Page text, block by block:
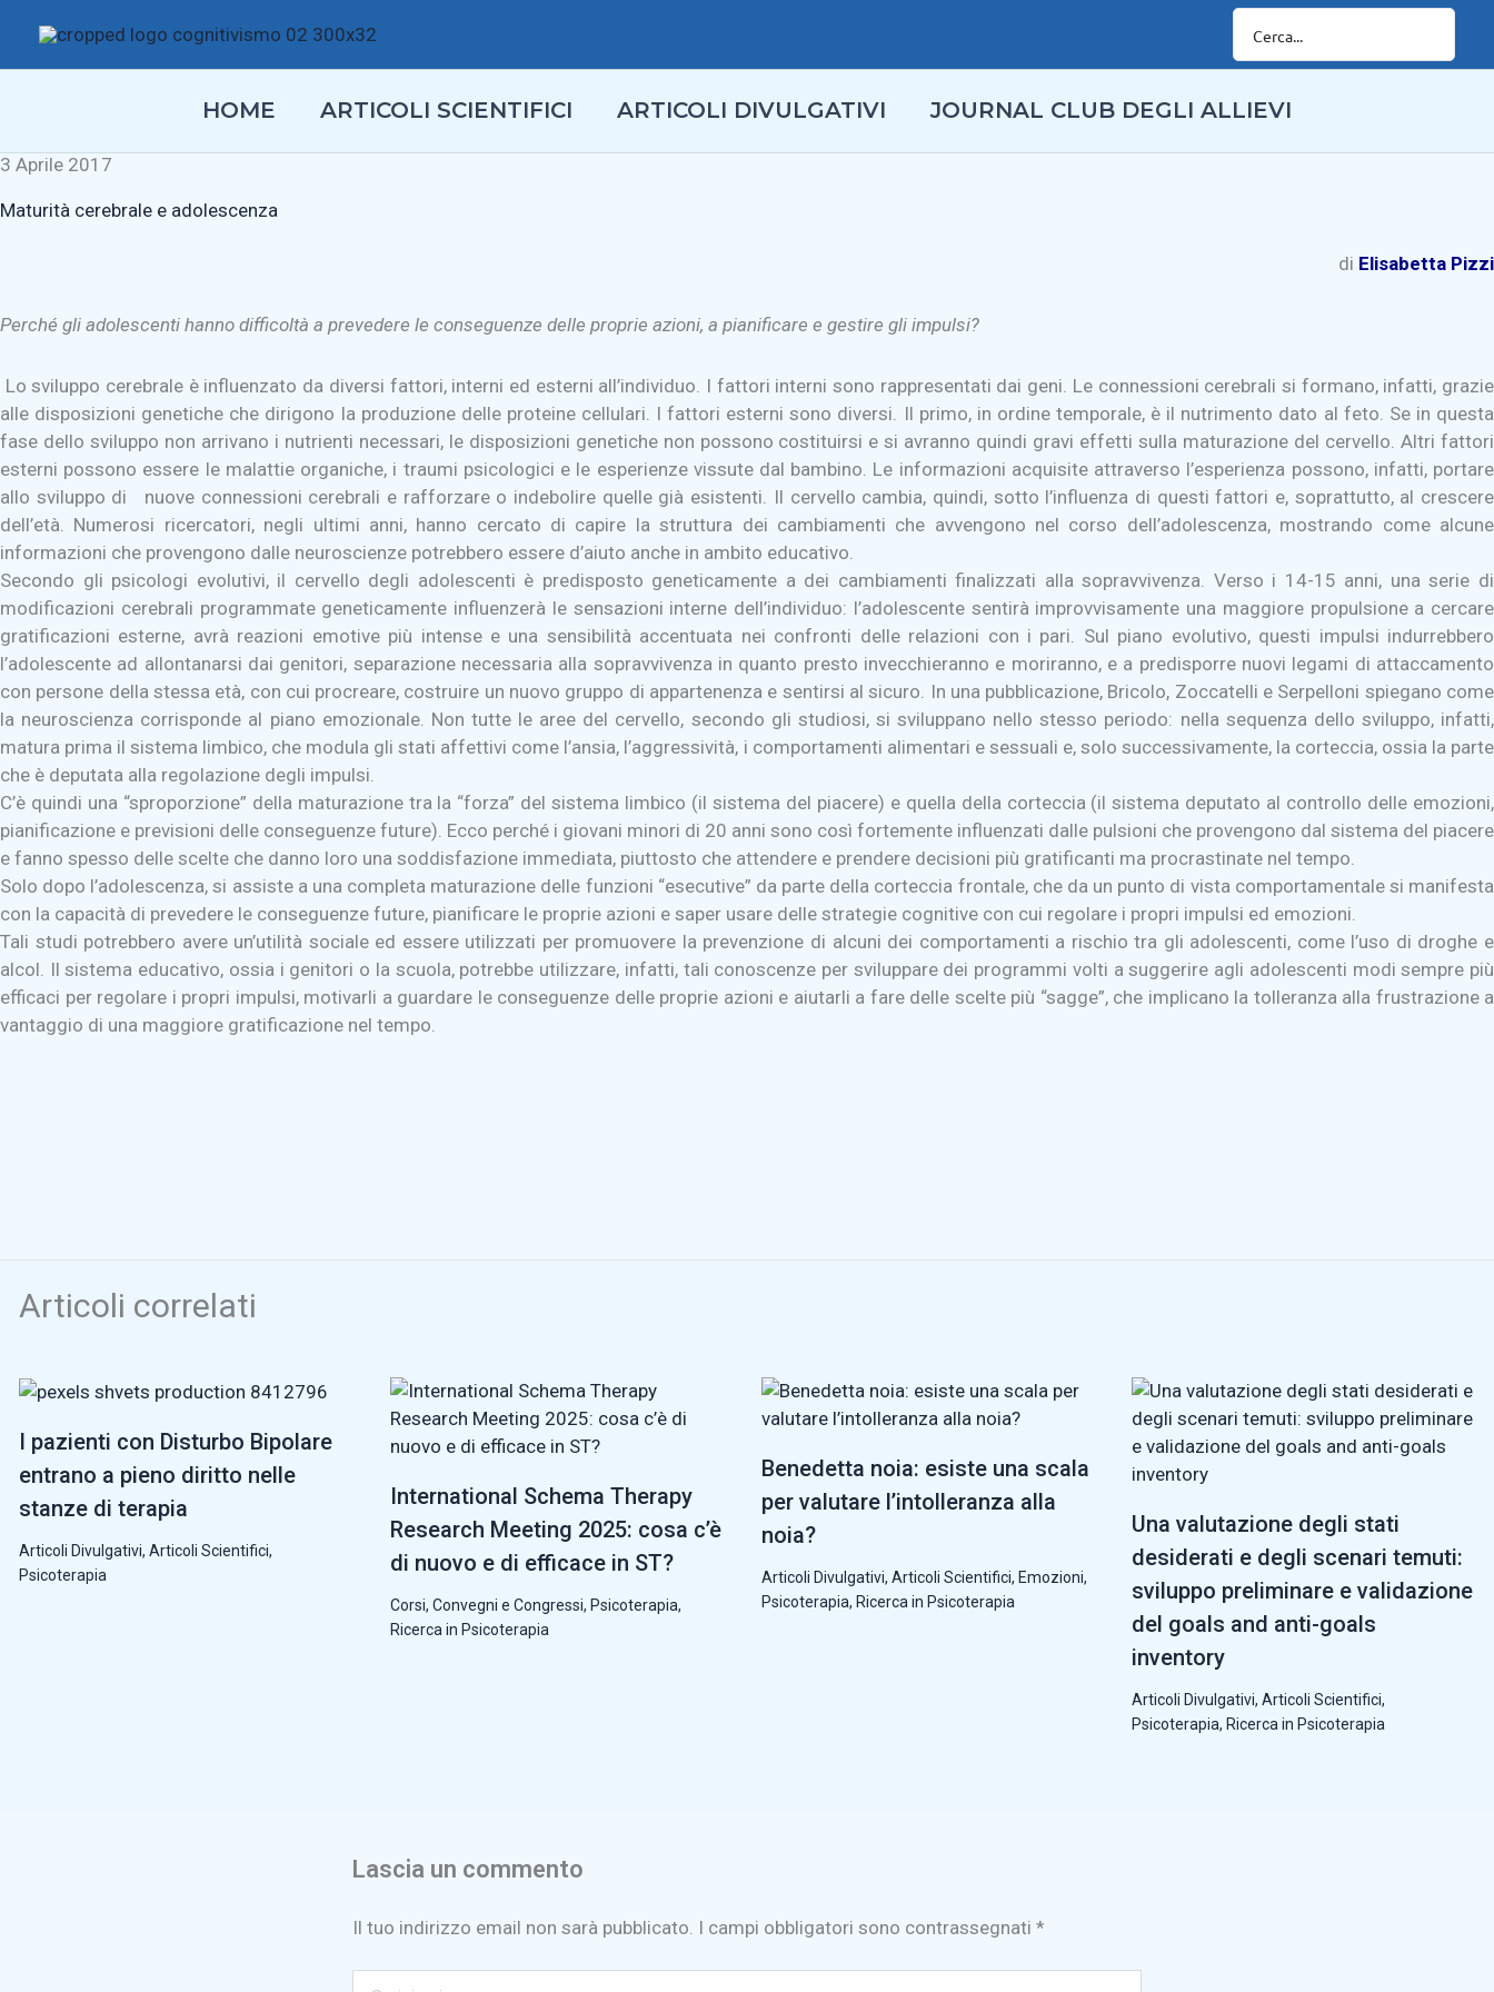
contenuto
HOME ARTICOLI SCIENTIFICI ARTICOLI DIVULGATIVI JOURNAL CLUB DEGLI ALLIEVI
3 Aprile 2017
Maturità cerebrale e adolescenza
di Elisabetta Pizzi
Perché gli adolescenti hanno difficoltà a prevedere le conseguenze delle proprie azioni, a pianificare e gestire gli impulsi?
Lo sviluppo cerebrale è influenzato da diversi fattori, interni ed esterni all’individuo. I fattori interni sono rappresentati dai geni. Le connessioni cerebrali si formano, infatti, grazie
alle disposizioni genetiche che dirigono la produzione delle proteine cellulari. I fattori esterni sono diversi. Il primo, in ordine temporale, è il nutrimento dato al feto. Se in questa
fase dello sviluppo non arrivano i nutrienti necessari, le disposizioni genetiche non possono costituirsi e si avranno quindi gravi effetti sulla maturazione del cervello. Altri fattori
esterni possono essere le malattie organiche, i traumi psicologici e le esperienze vissute dal bambino. Le informazioni acquisite attraverso l’esperienza possono, infatti, portare
allo sviluppo di nuove connessioni cerebrali e rafforzare o indebolire quelle già esistenti. Il cervello cambia, quindi, sotto l’influenza di questi fattori e, soprattutto, al crescere
dell’età. Numerosi ricercatori, negli ultimi anni, hanno cercato di capire la struttura dei cambiamenti che avvengono nel corso dell’adolescenza, mostrando come alcune
informazioni che provengono dalle neuroscienze potrebbero essere d’aiuto anche in ambito educativo.
Secondo gli psicologi evolutivi, il cervello degli adolescenti è predisposto geneticamente a dei cambiamenti finalizzati alla sopravvivenza. Verso i 14-15 anni, una serie di
modificazioni cerebrali programmate geneticamente influenzerà le sensazioni interne dell’individuo: l’adolescente sentirà improvvisamente una maggiore propulsione a cercare
gratificazioni esterne, avrà reazioni emotive più intense e una sensibilità accentuata nei confronti delle relazioni con i pari. Sul piano evolutivo, questi impulsi indurrebbero
l’adolescente ad allontanarsi dai genitori, separazione necessaria alla sopravvivenza in quanto presto invecchieranno e moriranno, e a predisporre nuovi legami di attaccamento
con persone della stessa età, con cui procreare, costruire un nuovo gruppo di appartenenza e sentirsi al sicuro. In una pubblicazione, Bricolo, Zoccatelli e Serpelloni spiegano come
la neuroscienza corrisponde al piano emozionale. Non tutte le aree del cervello, secondo gli studiosi, si sviluppano nello stesso periodo: nella sequenza dello sviluppo, infatti,
matura prima il sistema limbico, che modula gli stati affettivi come l’ansia, l’aggressività, i comportamenti alimentari e sessuali e, solo successivamente, la corteccia, ossia la parte
che è deputata alla regolazione degli impulsi.
C’è quindi una “sproporzione” della maturazione tra la “forza” del sistema limbico (il sistema del piacere) e quella della corteccia (il sistema deputato al controllo delle emozioni,
pianificazione e previsioni delle conseguenze future). Ecco perché i giovani minori di 20 anni sono così fortemente influenzati dalle pulsioni che provengono dal sistema del piacere
e fanno spesso delle scelte che danno loro una soddisfazione immediata, piuttosto che attendere e prendere decisioni più gratificanti ma procrastinate nel tempo.
Solo dopo l’adolescenza, si assiste a una completa maturazione delle funzioni “esecutive” da parte della corteccia frontale, che da un punto di vista comportamentale si manifesta
con la capacità di prevedere le conseguenze future, pianificare le proprie azioni e saper usare delle strategie cognitive con cui regolare i propri impulsi ed emozioni.
Tali studi potrebbero avere un’utilità sociale ed essere utilizzati per promuovere la prevenzione di alcuni dei comportamenti a rischio tra gli adolescenti, come l’uso di droghe e
alcol. Il sistema educativo, ossia i genitori o la scuola, potrebbe utilizzare, infatti, tali conoscenze per sviluppare dei programmi volti a suggerire agli adolescenti modi sempre più
efficaci per regolare i propri impulsi, motivarli a guardare le conseguenze delle proprie azioni e aiutarli a fare delle scelte più “sagge”, che implicano la tolleranza alla frustrazione a
vantaggio di una maggiore gratificazione nel tempo.
Articoli correlati
I pazienti con Disturbo Bipolare
entrano a pieno diritto nelle
stanze di terapia
Articoli Divulgativi, Articoli Scientifici,
Psicoterapia
International Schema Therapy
Research Meeting 2025: cosa c’è
di nuovo e di efficace in ST?
Corsi, Convegni e Congressi, Psicoterapia,
Ricerca in Psicoterapia
Benedetta noia: esiste una scala
per valutare l’intolleranza alla
noia?
Articoli Divulgativi, Articoli Scientifici, Emozioni,
Psicoterapia, Ricerca in Psicoterapia
Una valutazione degli stati
desiderati e degli scenari temuti:
sviluppo preliminare e validazione
del goals and anti-goals
inventory
Articoli Divulgativi,Articoli Scientifici,
Psicoterapia,Ricerca in Psicoterapia
Lascia un commento
Il tuo indirizzo email non sarà pubblicato. I campi obbligatori sono contrassegnati *